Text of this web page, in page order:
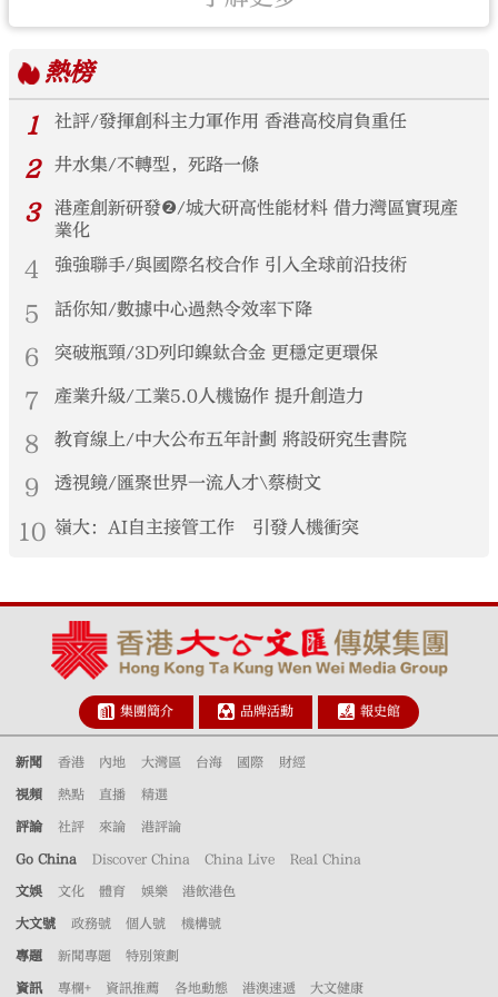
熱榜
1
社評/發揮創科主力軍作用 香港高校肩負重任
2 井水集/不轉型，死路一條
3
港產創新研發❷/城大研高性能材料 借力灣區實現產
業化
4 強強聯手/與國際名校合作 引入全球前沿技術
5 話你知/數據中心過熱令效率下降
6 突破瓶頸/3D列印鎳鈦合金 更穩定更環保
7 產業升級/工業5.0人機協作 提升創造力
8 教育線上/中大公布五年計劃 將設研究生書院
9 透視鏡/匯聚世界一流人才\蔡樹文
10 嶺大：AI自主接管工作 引發人機衝突
集團簡介 品牌活動 報史館
新聞 香港 內地 大灣區 台海 國際 財經
視頻 熱點 直播 精選
評論 社評 來論 港評論
Go China Discover China China Live Real China
文娛 文化 體育 娛樂 港飲港色
大文號 政務號 個人號 機構號
專題 新聞專題 特別策劃
資訊 專欄+ 資訊推薦 各地動態 港澳速遞 大文健康